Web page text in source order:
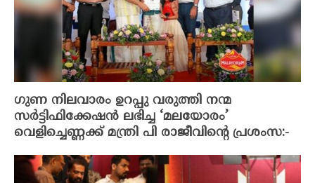
ഗുണ നിലവാരം ഉറപ്പു വരുത്തി നന്മ
സർട്ടിഫിക്കേഷൻ ലഭിച്ച ‘മലയോരം’
വെളിച്ചെണ്ണക്ക് മന്ത്രി പി രാജീവിന്റെ പ്രശംസ:-